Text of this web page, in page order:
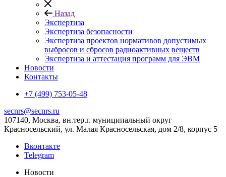
Назад
Экспертиза
Экспертиза безопасности
Экспертиза проектов нормативов допустимых
выбросов и сбросов радиоактивных веществ
Экспертиза и аттестация программ для ЭВМ
Новости
Контакты
+7 (499) 753-05-48
secnrs@secnrs.ru
107140, Москва, вн.тер.г. муниципальный округ
Красносельский, ул. Малая Красносельская, дом 2/8, корпус 5
Вконтакте
Telegram
Новости